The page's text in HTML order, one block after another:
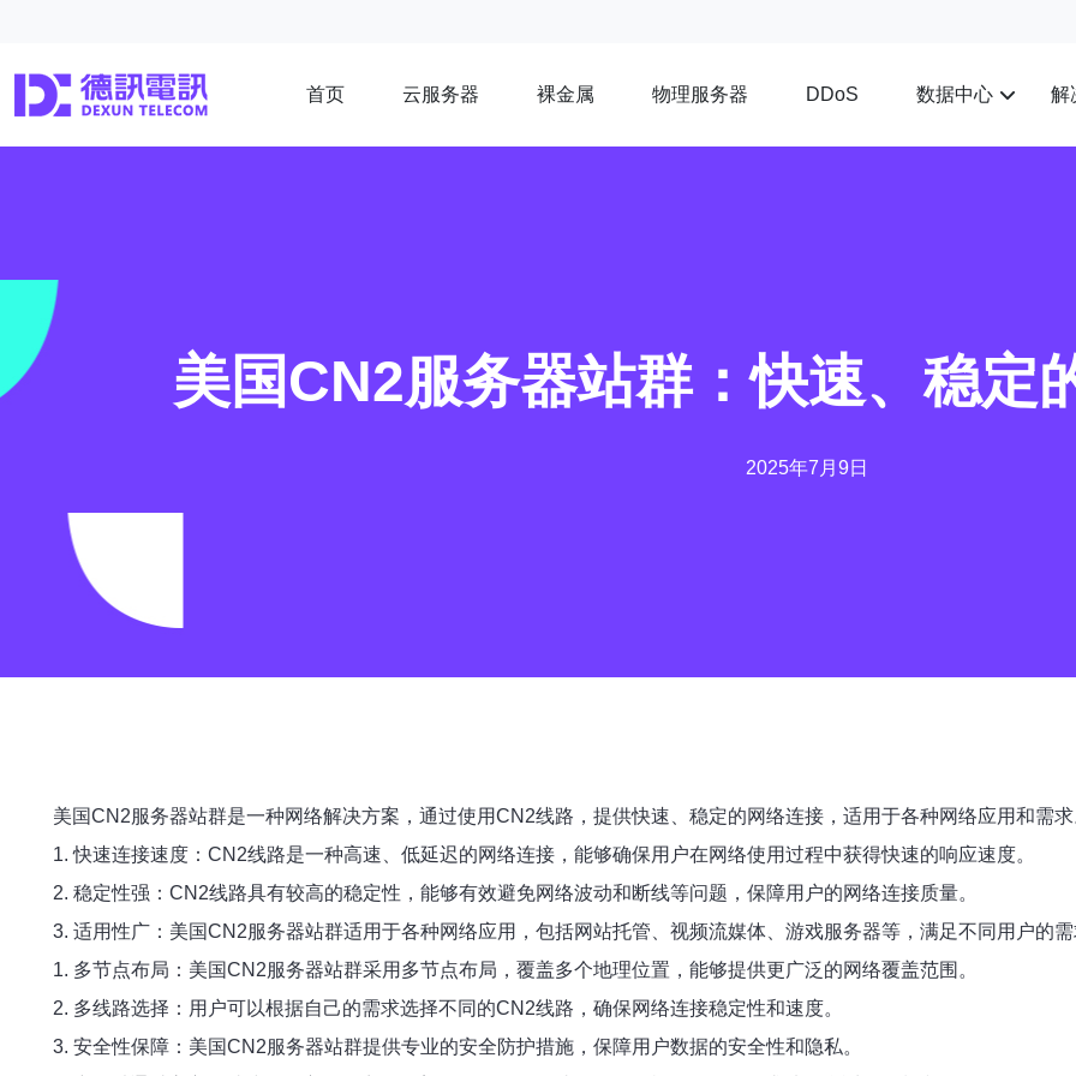
首页 云服务器 裸金属 物理服务器 DDoS 数据中心 解
美国CN2服务器站群：快速、稳定
2025年7月9日
美国CN2服务器站群是一种网络解决方案，通过使用CN2线路，提供快速、稳定的网络连接，适用于各种网络应用和需
1. 快速连接速度：CN2线路是一种高速、低延迟的网络连接，能够确保用户在网络使用过程中获得快速的响应速度。
2. 稳定性强：CN2线路具有较高的稳定性，能够有效避免网络波动和断线等问题，保障用户的网络连接质量。
3. 适用性广：美国CN2服务器站群适用于各种网络应用，包括网站托管、视频流媒体、游戏服务器等，满足不同用户的
1. 多节点布局：美国CN2服务器站群采用多节点布局，覆盖多个地理位置，能够提供更广泛的网络覆盖范围。
2. 多线路选择：用户可以根据自己的需求选择不同的CN2线路，确保网络连接稳定性和速度。
3. 安全性保障：美国CN2服务器站群提供专业的安全防护措施，保障用户数据的安全性和隐私。